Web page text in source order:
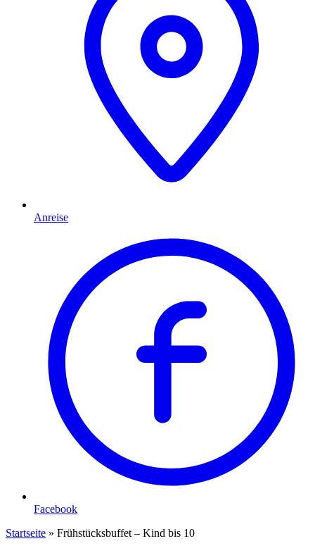
Anreise
Facebook
Startseite » Frühstücksbuffet – Kind bis 10